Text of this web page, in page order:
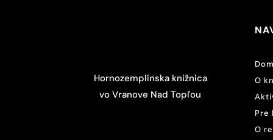
Hornozemplínska knižnica
vo Vranove Nad Topľou
O
Pre
O